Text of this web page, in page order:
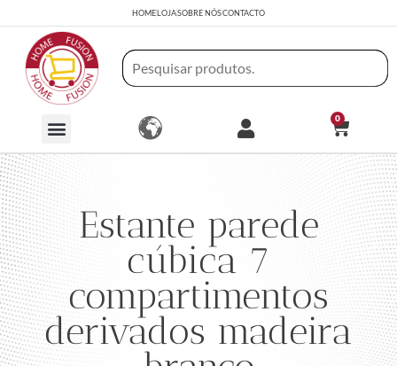
HOMELOJASOBRE NÓSCONTACTO
0
Estante parede
cúbica 7
compartimentos
derivados madeira